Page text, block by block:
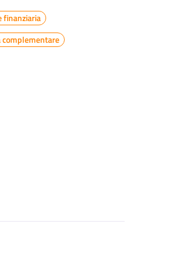
finanziaria
complementare